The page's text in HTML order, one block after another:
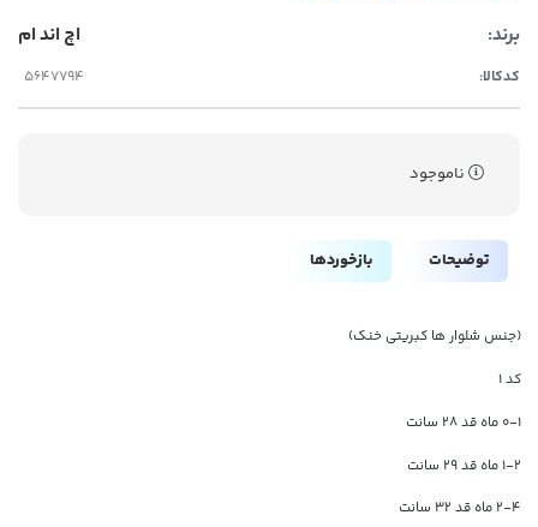
برند:
اچ اند ام
کدکالا:
ناموجود
توضیحات بازخوردها
(جنس شلوار ها کبریتی خنک)
کد ۱
۰-۱ ماه قد ۲۸ سانت
۱-۲ ماه قد ۲۹ سانت
۲-۴ ماه قد ۳۲ سانت